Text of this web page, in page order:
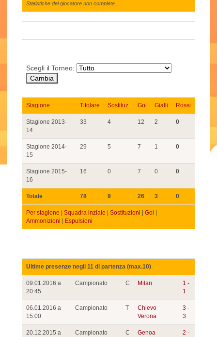
Statistiche del giocatore non complete...
Scegli il Torneo:
Stagione Titolare Sostituz. Gol Gialli Rossi
Stagione 2013-
14
33 4 12 2 0
Stagione 2014-
15
29 5 7 1 0
Stagione 2015-
16
16 0 7 0 0
Totale 78 9 26 3 0
Per stagione Squadra inziale Sostituzioni Gol
Ammonizioni
Espulsioni
Ultime presenze negli 11 di partenza (max.10)
09.01.2016 a
20:45
Campionato C Milan
1 -
1
06.01.2016 a
15:00
Campionato T
Chievo
Verona
3 -
3
20.12.2015 a
Campionato C Genoa
2 -